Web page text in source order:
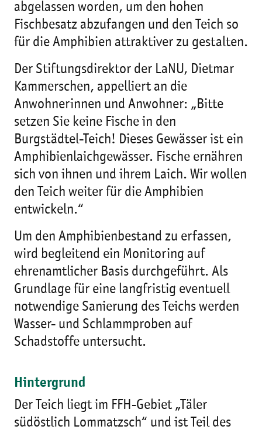
abgelassen worden, um den hohen
Fischbesatz abzufangen und den Teich so
für die Amphibien attraktiver zu gestalten.
Der Stiftungsdirektor der LaNU, Dietmar
Kammerschen, appelliert an die
Anwohnerinnen und Anwohner: „Bitte
setzen Sie keine Fische in den
Burgstädtel-Teich! Dieses Gewässer ist ein
Amphibienlaichgewässer. Fische ernähren
sich von ihnen und ihrem Laich. Wir wollen
den Teich weiter für die Amphibien
entwickeln.“
Um den Amphibienbestand zu erfassen,
wird begleitend ein Monitoring auf
ehrenamtlicher Basis durchgeführt. Als
Grundlage für eine langfristig eventuell
notwendige Sanierung des Teichs werden
Wasser- und Schlammproben auf
Schadstoffe untersucht.
Hintergrund
Der Teich liegt im FFH-Gebiet „Täler
südöstlich Lommatzsch“ und ist Teil des